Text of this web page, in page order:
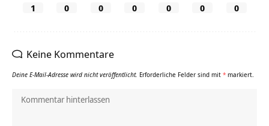
1 0 0 0 0 0 0
Keine Kommentare
Deine E-Mail-Adresse wird nicht veröffentlicht. Erforderliche Felder sind mit * markiert.